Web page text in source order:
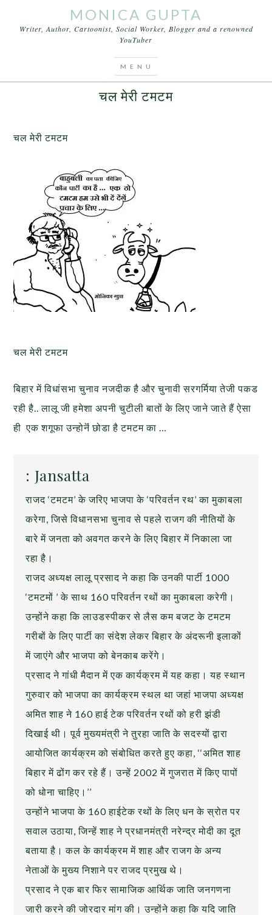
MONICA GUPTA
Writer, Author, Cartoonist, Social Worker, Blogger and a renowned
YouTuber
चल मेरी टमटम
चल मेरी टमटम
चल मेरी टमटम
बिहार में विधांसभा चुनाव नजदीक है और चुनावी सरगर्मिया तेजी पकड
रही है.. लालू जी हमेशा अपनी चुटीली बातों के लिए जाने जाते हैं ऐसा
ही एक शगूफा उन्होनॆं छोडा है टमटम का …
: Jansatta
राजद ‘टमटम’ के जरिए भाजपा के ‘परिवर्तन रथ’ का मुकाबला
करेगा, जिसे विधानसभा चुनाव से पहले राजग की नीतियों के
बारे में जनता को अवगत करने के लिए बिहार में निकाला जा
रहा है।
राजद अध्यक्ष लालू प्रसाद ने कहा कि उनकी पार्टी 1000
‘टमटमों ’ के साथ 160 परिवर्तन रथों का मुकाबला करेगी।
उन्होंने कहा कि लाउडस्पीकर से लैस कम बजट के टमटम
गरीबों के लिए पार्टी का संदेश लेकर बिहार के अंदरूनी इलाकों
में जाएंगे और भाजपा को बेनकाब करेंगे।
प्रसाद ने गांधी मैदान में एक कार्यक्रम में यह कहा। यह स्थान
गुरुवार को भाजपा का कार्यक्रम स्थल था जहां भाजपा अध्यक्ष
अमित शाह ने 160 हाई टेक परिवर्तन रथों को हरी झंडी
दिखाई थी। पूर्व मुख्यमंत्री ने तुरहा जाति के सदस्यों द्वारा
आयोजित कार्यक्रम को संबोधित करते हुए कहा, ‘‘अमित शाह
बिहार में ढोंग कर रहे हैं। उन्हें 2002 में गुजरात में किए पापों
को धोना चाहिए।’’
उन्होंने भाजपा के 160 हाईटेक रथों के लिए धन के स्रोत पर
सवाल उठाया, जिन्हें शाह ने प्रधानमंत्री नरेन्द्र मोदी का दूत
बताया है। कल के कार्यक्रम में शाह और राजग के अन्य
नेताओं के मुख्य निशाने पर राजद प्रमुख थे।
प्रसाद ने एक बार फिर सामाजिक आर्थिक जाति जनगणना
जारी करने की जोरदार मांग की। उन्होंने कहा कि यदि जाति